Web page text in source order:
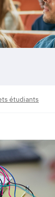
étudiants